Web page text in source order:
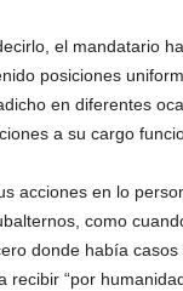
el mandatario
posiciones
en diferentes
a su cargo
acciones en lo
como
donde había
recibir “por